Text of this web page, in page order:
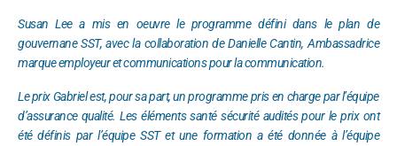
Susan Lee a mis en oeuvre le programme défini dans le plan de
gouvernane SST, avec la collaboration de Danielle Cantin, Ambassadrice
marque employeur et communications pour la communication.
Le prix Gabriel est, pour sa part, un programme pris en charge par l’équipe
d’assurance qualité. Les éléments santé sécurité audités pour le prix ont
été définis par l’équipe SST et une formation a été donnée à l’équipe